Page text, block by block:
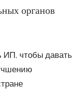
органов
ИП, чтобы давать